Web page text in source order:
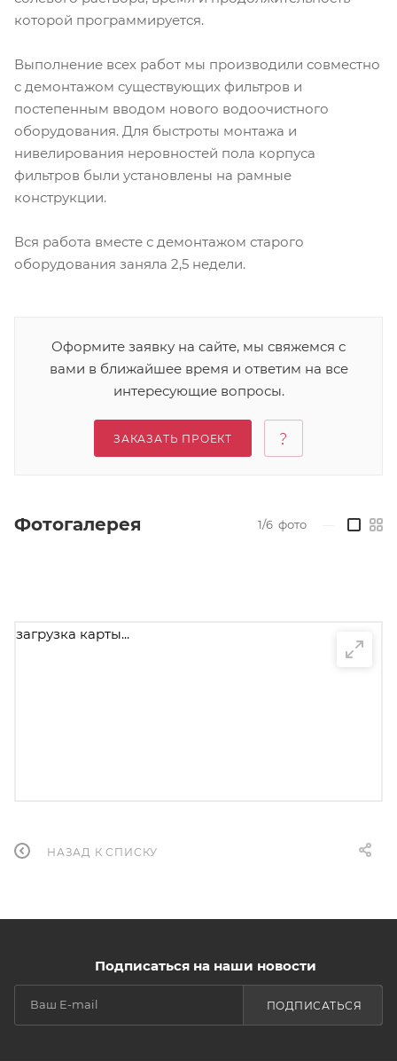
которой программируется.
Выполнение всех работ мы производили совместно
с демонтажом существующих фильтров и
постепенным вводом нового водоочистного
оборудования. Для быстроты монтажа и
нивелирования неровностей пола корпуса
фильтров были установлены на рамные
конструкции.
Вся работа вместе с демонтажом старого
оборудования заняла 2,5 недели.
Оформите заявку на сайте, мы свяжемся с
вами в ближайшее время и ответим на все
интересующие вопросы.
ЗАКАЗАТЬ ПРОЕКТ
Фотогалерея 1/6 фото
загрузка карты...
НАЗАД К СПИСКУ
Подписаться на наши новости
ПОДПИСАТЬСЯ